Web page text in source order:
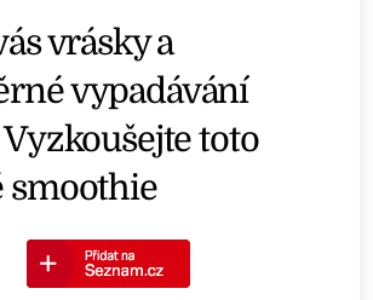
vrásky a
vypadávání
toto
smoothie